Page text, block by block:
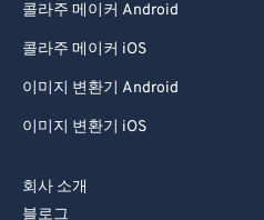
콜라주 메이커 Android
콜라주 메이커 iOS
이미지 변환기 Android
이미지 변환기 iOS
회사 소개
블로그